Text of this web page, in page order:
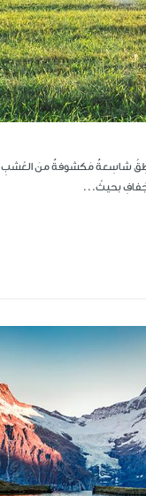
شاسِعةٌ مَكشوفةٌ منَ
بحيثُ...